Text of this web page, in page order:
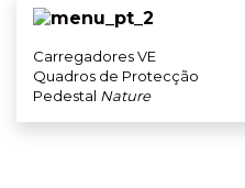
Carregadores VE
Quadros de Protecção
Pedestal Nature